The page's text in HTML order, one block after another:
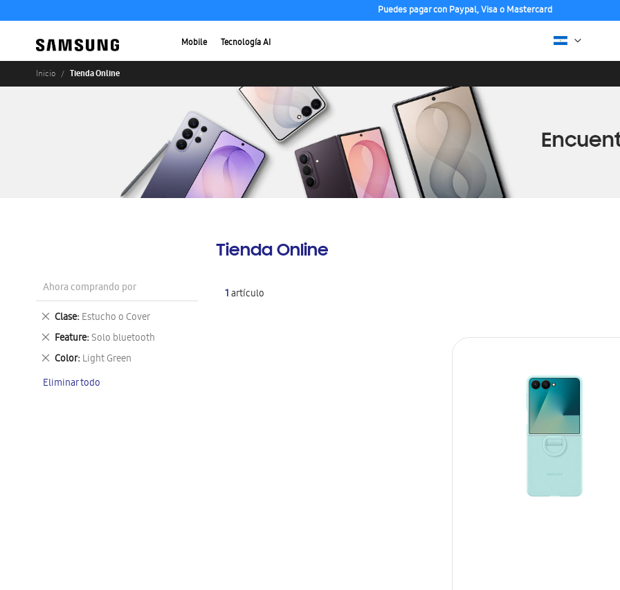
Puedes pagar con Paypal, Visa o Mastercard
Mobile Tecnología AI
Inicio Tienda Online
Tienda Online
1artículo
Ahora comprando por
Clase Estucho o Cover
Eliminar
este
artículo
Feature Solo bluetooth
Eliminar
este
artículo
Color Light Green
Eliminar
artículo
Eliminar todo